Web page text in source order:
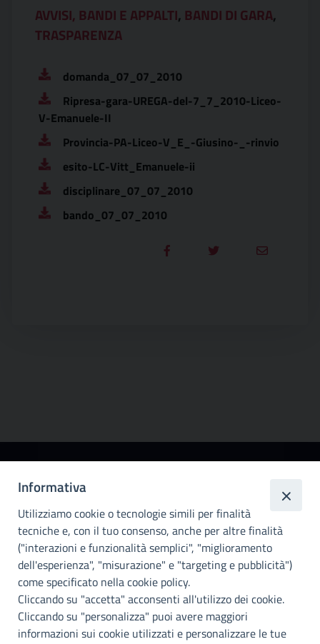
AVVISI, BANDI E APPALTI, BANDI DI GARA,
TRASPARENZA
domanda_07_07_2010
Ripresa-gara-UREGA-del-7_7_2010-Liceo-
V-Emanuele-II
Provincia-PA-Liceo-V_E_-Giusino-_-rinvio
esito-LC-Vitt_Emanuele-ii
disciplinare_07_07_2010
bando_07_07_2010
metropolitana di
Palermo
Info e contatti
Città Metropoliitana di Palermo
Via Maqueda, 100 - 90134 - Palermo
Cod. Fisc. 80021470820
PEC: cm.pa@cert.cittametropolitana.pa.it
I nostri canali social
Informativa
Utilizziamo cookie o tecnologie simili per finalità
tecniche e, con il tuo consenso, anche per altre finalità
("interazioni e funzionalità semplici", "miglioramento
dell'esperienza", "misurazione" e "targeting e pubblicità")
come specificato nella cookie policy.
Cliccando su "accetta" acconsenti all'utilizzo dei cookie.
Cliccando su "personalizza" puoi avere maggiori
informazioni sui cookie utilizzati e personalizzare le tue